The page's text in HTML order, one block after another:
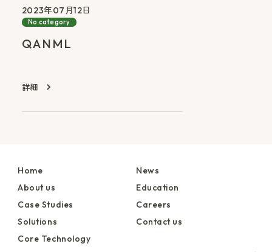
2023年07月12日
No category
QANML
詳細
Home
About us
Case Studies
Solutions
Core Technology
News
Education
Careers
Contact us